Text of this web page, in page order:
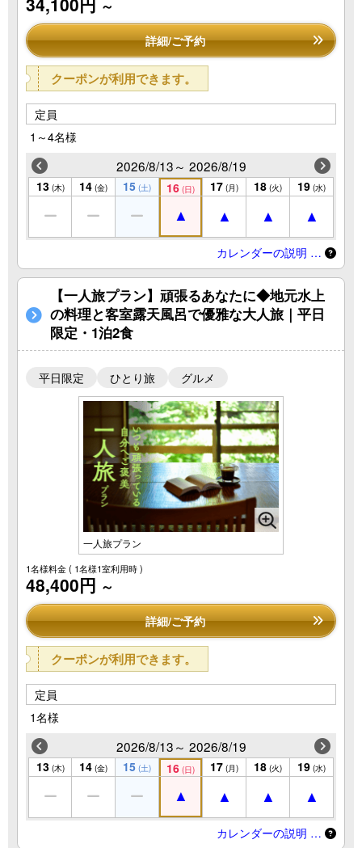
～
詳細/ご予約
クーポンが利用できます。
定員
1～4名様
2026/8/13～ 2026/8/19
13 (木) 14 (金) 15 (土) 16 (日) 17 (月) 18 (火) 19 (水)
カレンダーの説明 …
【一人旅プラン】頑張るあなたに◆地元水上
の料理と客室露天風呂で優雅な大人旅｜平日
限定・1泊2食
平日限定 ひとり旅 グルメ
一人旅プラン
1名様料金( 1名様1室利用時 )
48,400円 ～
詳細/ご予約
クーポンが利用できます。
定員
1名様
2026/8/13～ 2026/8/19
13 (木) 14 (金) 15 (土) 16 (日) 17 (月) 18 (火) 19 (水)
カレンダーの説明 …